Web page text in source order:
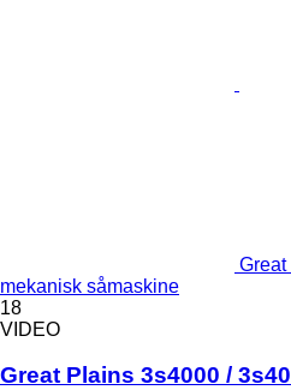
mekanisk såmaskine
18
VIDEO
Great Plains 3s4000 /